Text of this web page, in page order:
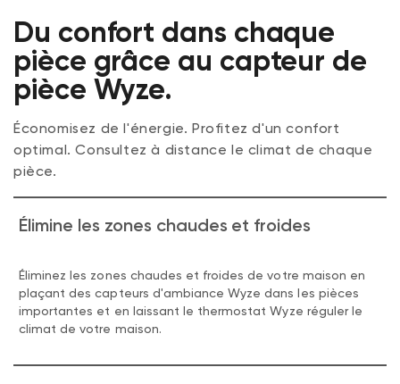
Du confort dans chaque
pièce grâce au capteur de
pièce Wyze.
Économisez de l'énergie. Profitez d'un confort
optimal. Consultez à distance le climat de chaque
pièce.
Élimine les zones chaudes et froides
Éliminez les zones chaudes et froides de votre maison en
plaçant des capteurs d'ambiance Wyze dans les pièces
importantes et en laissant le thermostat Wyze réguler le
climat de votre maison.